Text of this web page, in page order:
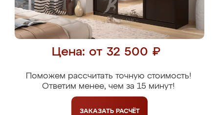
Цена: от 32 500 ₽
Поможем рассчитать точную стоимость!
Ответим менее, чем за 15 минут!
ЗАКАЗАТЬ РАСЧЁТ